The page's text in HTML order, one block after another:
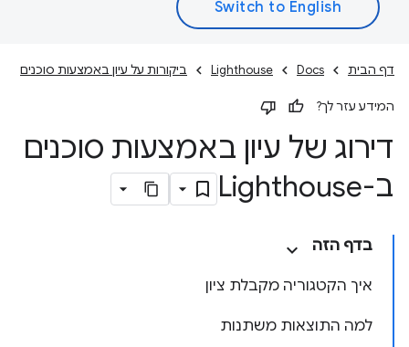
דף הבית Docs
Lighthouse ביקורות על עיון באמצעות סוכנים
המידע עזר לך?
דירוג של עיון באמצעות סוכנים
ב-Lighthouse
בדף הזה
איך הקטגוריה מקבלת ציון
למה התוצאות משתנות